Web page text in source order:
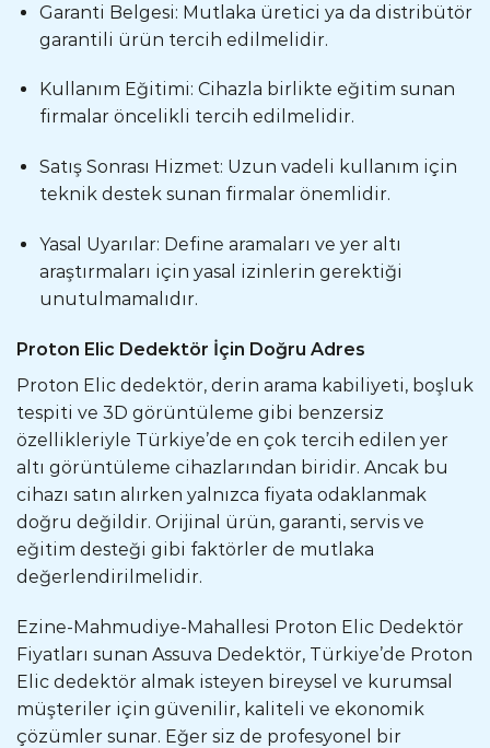
Garanti Belgesi: Mutlaka üretici ya da distribütör
garantili ürün tercih edilmelidir.
Kullanım Eğitimi: Cihazla birlikte eğitim sunan
firmalar öncelikli tercih edilmelidir.
Satış Sonrası Hizmet: Uzun vadeli kullanım için
teknik destek sunan firmalar önemlidir.
Yasal Uyarılar: Define aramaları ve yer altı
araştırmaları için yasal izinlerin gerektiği
unutulmamalıdır.
Proton Elic Dedektör İçin Doğru Adres
Proton Elic dedektör, derin arama kabiliyeti, boşluk
tespiti ve 3D görüntüleme gibi benzersiz
özellikleriyle Türkiye’de en çok tercih edilen yer
altı görüntüleme cihazlarından biridir. Ancak bu
cihazı satın alırken yalnızca fiyata odaklanmak
doğru değildir. Orijinal ürün, garanti, servis ve
eğitim desteği gibi faktörler de mutlaka
değerlendirilmelidir.
Ezine-Mahmudiye-Mahallesi Proton Elic Dedektör
Fiyatları sunan Assuva Dedektör, Türkiye’de Proton
Elic dedektör almak isteyen bireysel ve kurumsal
müşteriler için güvenilir, kaliteli ve ekonomik
çözümler sunar. Eğer siz de profesyonel bir